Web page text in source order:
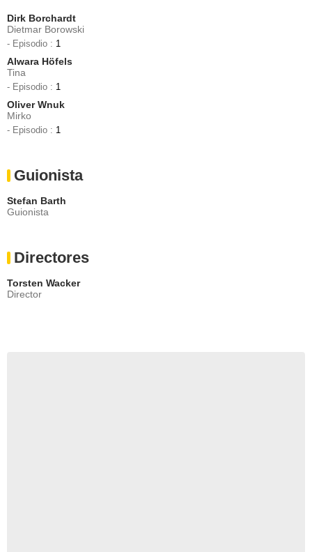
Dirk Borchardt
Dietmar Borowski
- Episodio : 1
Alwara Höfels
Tina
- Episodio : 1
Oliver Wnuk
Mirko
- Episodio : 1
Guionista
Stefan Barth
Guionista
Directores
Torsten Wacker
Director